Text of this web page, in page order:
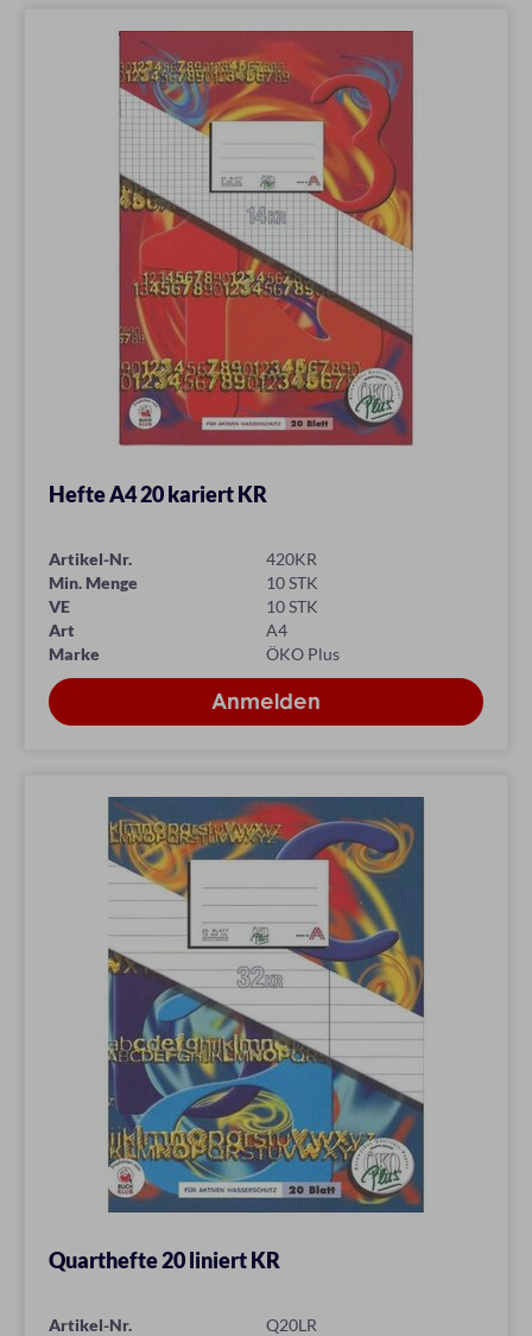
Hefte A4 20 kariert KR
Artikel-Nr.
420KR
Min. Menge
10 STK
VE
10 STK
Art
A4
Marke
ÖKO Plus
Quarthefte 20 liniert KR
Artikel-Nr.
Q20LR